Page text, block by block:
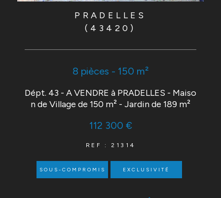
PRADELLES
(43420)
8 pièces - 150 m²
Dépt. 43 - A VENDRE à PRADELLES - Maiso
n de Village de 150 m² - Jardin de 189 m²
112 300 €
REF : 21314
SOUS-COMPROMIS EXCLUSIVITÉ